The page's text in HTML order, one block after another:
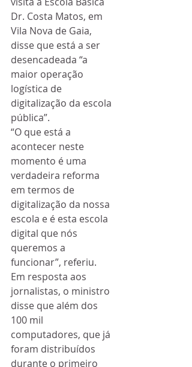
Dr. Costa Matos, em
Vila Nova de Gaia,
disse que está a ser
desencadeada “a
maior operação
logística de
digitalização da escola
pública”.
“O que está a
acontecer neste
momento é uma
verdadeira reforma
em termos de
digitalização da nossa
escola e é esta escola
digital que nós
queremos a
funcionar”, referiu.
Em resposta aos
jornalistas, o ministro
disse que além dos
100 mil
computadores, que já
foram distribuídos
durante o primeiro